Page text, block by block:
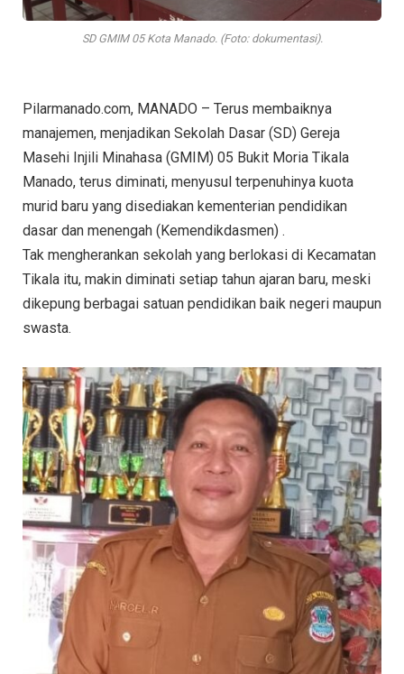
SD GMIM 05 Kota Manado. (Foto: dokumentasi).
Pilarmanado.com, MANADO – Terus membaiknya
manajemen, menjadikan Sekolah Dasar (SD) Gereja
Masehi Injili Minahasa (GMIM) 05 Bukit Moria Tikala
Manado, terus diminati, menyusul terpenuhinya kuota
murid baru yang disediakan kementerian pendidikan
dasar dan menengah (Kemendikdasmen) .
Tak mengherankan sekolah yang berlokasi di Kecamatan
Tikala itu, makin diminati setiap tahun ajaran baru, meski
dikepung berbagai satuan pendidikan baik negeri maupun
swasta.